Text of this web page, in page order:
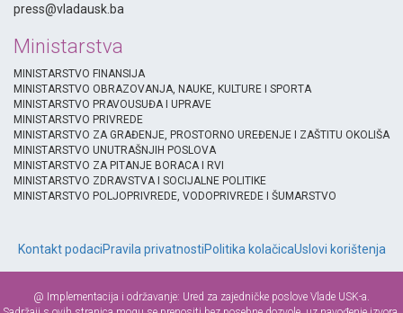
press@vladausk.ba
Ministarstva
MINISTARSTVO FINANSIJA
MINISTARSTVO OBRAZOVANJA, NAUKE, KULTURE I SPORTA
MINISTARSTVO PRAVOUSUĐA I UPRAVE
MINISTARSTVO PRIVREDE
MINISTARSTVO ZA GRAĐENJE, PROSTORNO UREĐENJE I ZAŠTITU OKOLIŠA
MINISTARSTVO UNUTRAŠNJIH POSLOVA
MINISTARSTVO ZA PITANJE BORACA I RVI
MINISTARSTVO ZDRAVSTVA I SOCIJALNE POLITIKE
MINISTARSTVO POLJOPRIVREDE, VODOPRIVREDE I ŠUMARSTVO
Kontakt podaciPravila privatnostiPolitika kolačicaUslovi korištenja
@ Implementacija i održavanje: Ured za zajedničke poslove Vlade USK-a.